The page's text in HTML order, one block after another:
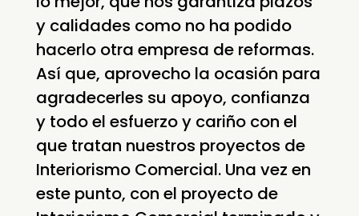
y calidades como no ha podido
hacerlo otra empresa de reformas.
Así que, aprovecho la ocasión para
agradecerles su apoyo, confianza
y todo el esfuerzo y cariño con el
que tratan nuestros proyectos de
Interiorismo Comercial. Una vez en
este punto, con el proyecto de